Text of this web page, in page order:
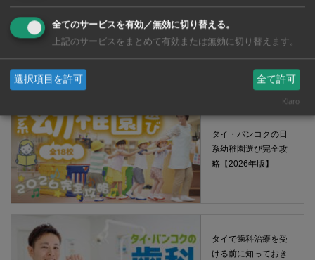
育園選び完全攻略
【2026年版】
タイ・バンコクの日
系幼稚園選び完全攻
略【2026年版】
タイで歯科治療を受
ける前に知っておき
全てのサービスを有効／無効に切り替える。
上記のサービスをまとめて有効または無効に切り替えます。
選択項目を許可 全て許可
Klaro